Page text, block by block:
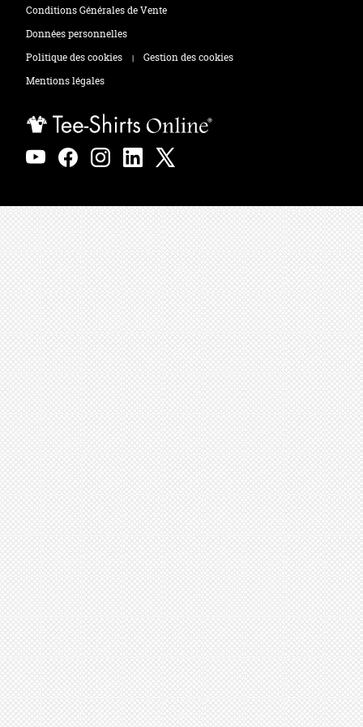
Zones de marquage
Polos
Sweats
Conditions Générales de Vente
Données personnelles
Politique des cookies
|
Gestion des cookies
Mentions légales